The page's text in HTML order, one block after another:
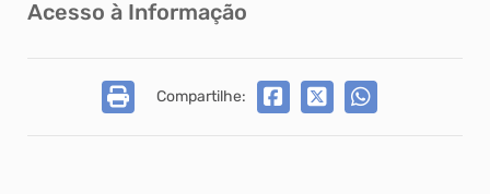
Acesso à Informação
Compartilhe: